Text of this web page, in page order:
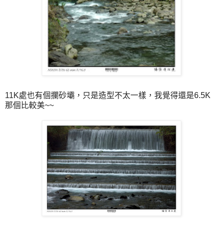
11K處也有個攔砂壩，只是造型不太一樣，我覺得還是6.5K
那個比較美~~